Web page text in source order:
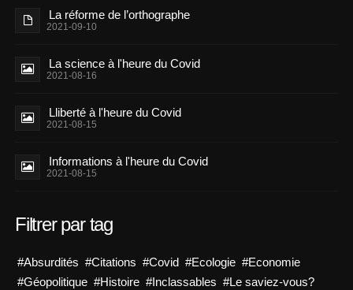
La réforme de l’orthographe
2021-09-10
La science à l'heure du Covid
2021-08-16
Lliberté à l'heure du Covid
2021-08-15
Informations à l'heure du Covid
2021-08-15
Filtrer par tag
#Absurdités #Citations #Covid #Ecologie #Economie
#Géopolitique #Histoire #Inclassables #Le saviez-vous?